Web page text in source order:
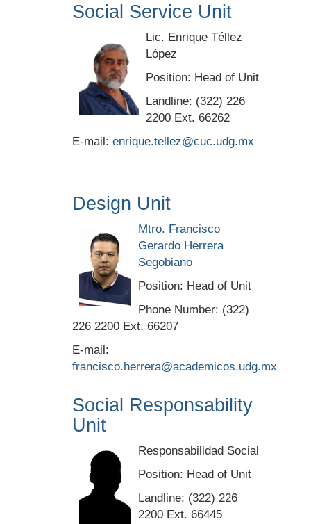
Social Service Unit
Lic. Enrique Téllez
López
Position: Head of Unit
Landline: (322) 226
2200 Ext. 66262
E-mail:enrique.tellez@cuc.udg.mx
Design Unit
Mtro. Francisco
Gerardo Herrera
Segobiano
Position: Head of Unit
Phone Number: (322)
226 2200 Ext. 66207
E-mail:
francisco.herrera@academicos.udg.mx
Social Responsability
Unit
Responsabilidad Social
Position: Head of Unit
Landline: (322) 226
2200 Ext. 66445